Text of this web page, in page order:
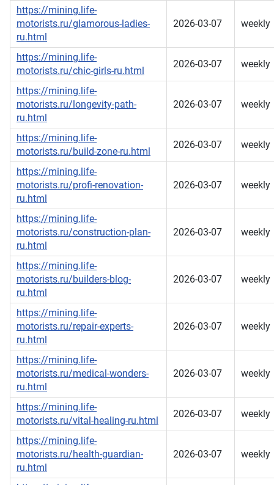
https://mining.life-
motorists.ru/glamorous-ladies-
ru.html
2026-03-07 weekly
https://mining.life-
motorists.ru/chic-girls-ru.html
2026-03-07 weekly
https://mining.life-
motorists.ru/longevity-path-
ru.html
2026-03-07 weekly
https://mining.life-
motorists.ru/build-zone-ru.html
2026-03-07 weekly
https://mining.life-
motorists.ru/profi-renovation-
ru.html
2026-03-07 weekly
https://mining.life-
motorists.ru/construction-plan-
ru.html
2026-03-07 weekly
https://mining.life-
motorists.ru/builders-blog-
ru.html
2026-03-07 weekly
https://mining.life-
motorists.ru/repair-experts-
ru.html
2026-03-07 weekly
https://mining.life-
motorists.ru/medical-wonders-
ru.html
2026-03-07 weekly
https://mining.life-
motorists.ru/vital-healing-ru.html
2026-03-07 weekly
https://mining.life-
motorists.ru/health-guardian-
ru.html
2026-03-07 weekly